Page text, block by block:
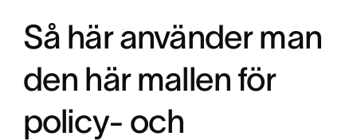
Så här använder man
den här mallen för
policy- och